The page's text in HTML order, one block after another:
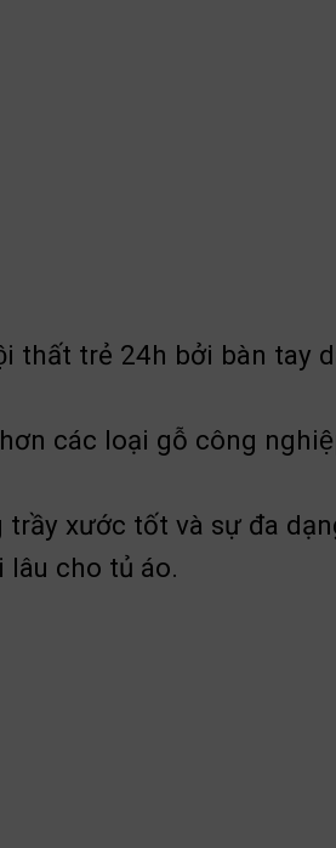
thất trẻ 24h bởi bàn
các loại gỗ công
xước tốt và sự đa
lâu cho tủ áo.